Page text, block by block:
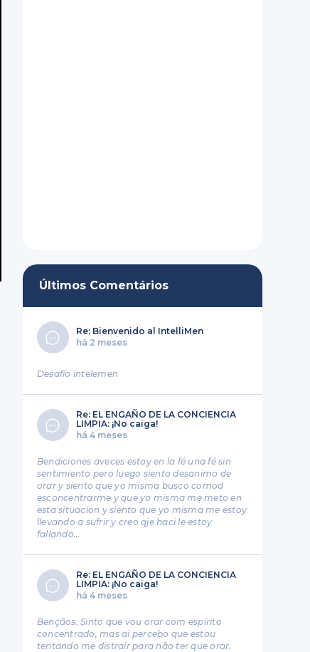
Últimos Comentários
Re: Bienvenido al IntelliMen
há 2 meses
Desafío intelemen
Re: EL ENGAÑO DE LA CONCIENCIA
LIMPIA: ¡No caiga!
há 4 meses
Bendiciones aveces estoy en la fé una fé sin
sentimiento pero luego siento desanimo de
orar y siento que yo misma busco comod
esconcentrarme y que yo misma me meto en
esta situacion y siento que yo misma me estoy
llevando a sufrir y creo qje haci le estoy
fallando…
Re: EL ENGAÑO DE LA CONCIENCIA
LIMPIA: ¡No caiga!
há 4 meses
Bençãos. Sinto que vou orar com espírito
concentrado, mas aí percebo que estou
tentando me distrair para não ter que orar.